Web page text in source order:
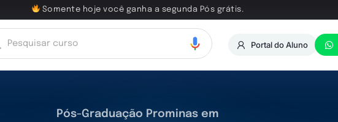
Somente hoje você ganha a segunda Pós grátis.
Portal do Aluno
Pós-Graduação Prominas em